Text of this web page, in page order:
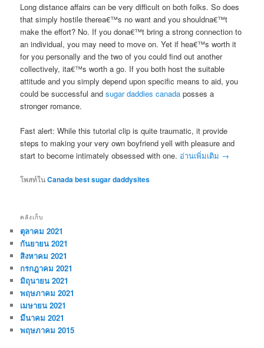
Long distance affairs can be very difficult on both folks. So does
that simply hostile therea€™s no want and you shouldna€™t
make the effort? No. If you dona€™t bring a strong connection to
an individual, you may need to move on. Yet if hea€™s worth it
for you personally and the two of you could find out another
collectively, ita€™s worth a go. If you both host the suitable
attitude and you simply depend upon specific means to aid, you
could be successful andsugar daddies canada posses a
stronger romance.
Fast alert: While this tutorial clip is quite traumatic, it provide
steps to making your very own boyfriend yell with pleasure and
start to become intimately obsessed with one. อ่านเพิ่มเติม →
โพสท์ในCanada best sugar daddysites
คลังเก็บ
ตุลาคม 2021
กันยายน 2021
สิงหาคม 2021
กรกฎาคม 2021
มิถุนายน 2021
พฤษภาคม 2021
เมษายน 2021
มีนาคม 2021
พฤษภาคม 2015